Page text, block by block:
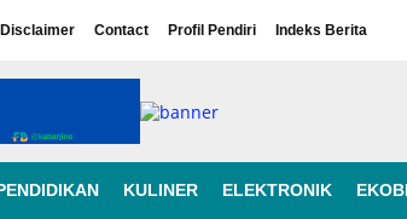
Disclaimer Contact Profil Pendiri Indeks Berita
KULINER ELEKTRONIK